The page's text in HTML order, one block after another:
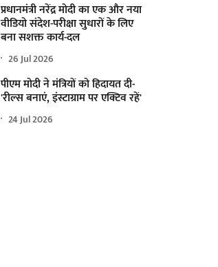
प्रधानमंत्री नरेंद्र मोदी का एक और नया
वीडियो संदेश-परीक्षा सुधारों के लिए
बना सशक्त कार्य-दल
26 Jul 2026
पीएम मोदी ने मंत्रियों को हिदायत दी-
'रील्स बनाएं, इंस्टाग्राम पर एक्टिव रहें'
24 Jul 2026